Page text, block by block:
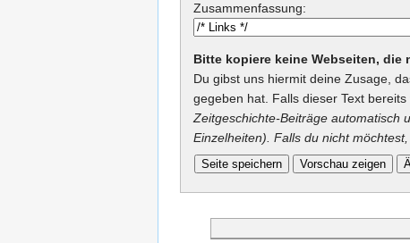
Zusammenfassung:
Bitte kopiere keine Webseiten,
Du gibst uns hiermit deine Zusage,
gegeben hat. Falls dieser Text
Zeitgeschichte-Beiträge automatisch
Einzelheiten). Falls du nicht